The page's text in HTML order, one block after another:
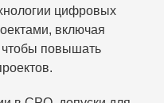
цифровых
включая
повышать